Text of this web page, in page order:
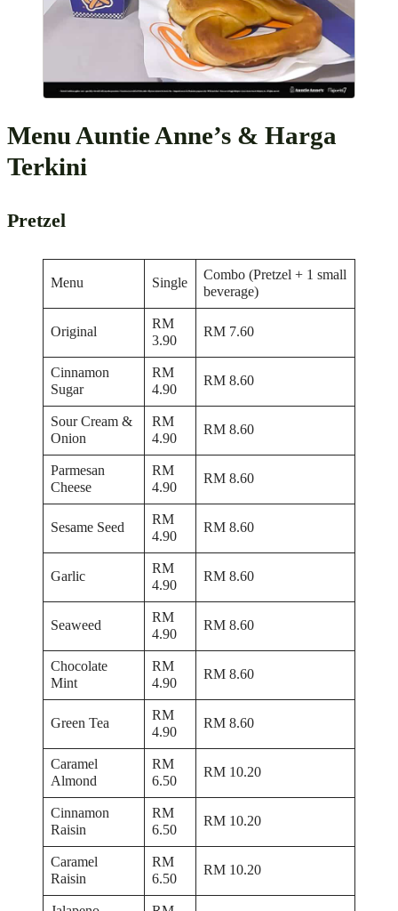
Menu Auntie Anne’s & Harga
Terkini
Pretzel
Menu Single
Combo (Pretzel + 1 small
beverage)
Original
RM
3.90
RM 7.60
Cinnamon
Sugar
RM
4.90
RM 8.60
Sour Cream &
Onion
RM
4.90
RM 8.60
Parmesan
Cheese
RM
4.90
RM 8.60
Sesame Seed
RM
4.90
RM 8.60
Garlic
RM
4.90
RM 8.60
Seaweed
RM
4.90
RM 8.60
Chocolate
Mint
RM
4.90
RM 8.60
Green Tea
RM
4.90
RM 8.60
Caramel
Almond
RM
6.50
RM 10.20
Cinnamon
Raisin
RM
6.50
RM 10.20
Caramel
Raisin
RM
6.50
RM 10.20